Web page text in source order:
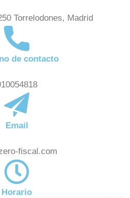
Torrelodones, Madrid
de contacto
Email
fiscal.com
Horario